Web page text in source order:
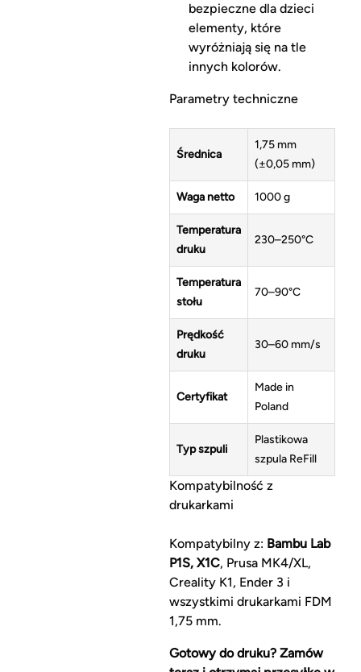
bezpieczne dla dzieci
elementy, które
wyróżniają się na tle
innych kolorów.
Parametry techniczne
Średnica
1,75 mm
(±0,05 mm)
Waga netto 1000 g
Temperatura
druku
230–250°C
Temperatura
stołu
70–90°C
Prędkość
druku
30–60 mm/s
Certyfikat
Made in
Poland
Typ szpuli
Plastikowa
szpula ReFill
Kompatybilność z
drukarkami
Kompatybilny z: Bambu Lab
P1S, X1C, Prusa MK4/XL,
Creality K1, Ender 3 i
wszystkimi drukarkami FDM
1,75 mm.
Gotowy do druku? Zamów